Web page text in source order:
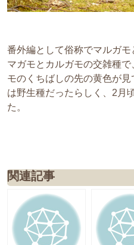
番外編として俗称でマルガモ
マガモとカルガモの交雑種
モのくちばしの先の黄色が
は野生種だったらしく、2月
た。
関連記事